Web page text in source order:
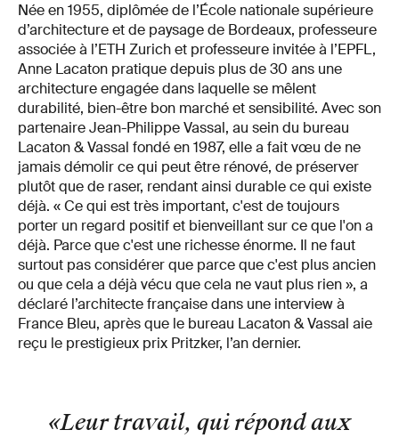
Née en 1955, diplômée de l’École nationale supérieure
d’architecture et de paysage de Bordeaux, professeure
associée à l’ETH Zurich et professeure invitée à l’EPFL,
Anne Lacaton pratique depuis plus de 30 ans une
architecture engagée dans laquelle se mêlent
durabilité, bien-être bon marché et sensibilité. Avec son
partenaire Jean-Philippe Vassal, au sein du bureau
Lacaton & Vassal fondé en 1987, elle a fait vœu de ne
jamais démolir ce qui peut être rénové, de préserver
plutôt que de raser, rendant ainsi durable ce qui existe
déjà. « Ce qui est très important, c'est de toujours
porter un regard positif et bienveillant sur ce que l'on a
déjà. Parce que c'est une richesse énorme. Il ne faut
surtout pas considérer que parce que c'est plus ancien
ou que cela a déjà vécu que cela ne vaut plus rien », a
déclaré l’architecte française dans une interview à
France Bleu, après que le bureau Lacaton & Vassal aie
reçu le prestigieux prix Pritzker, l’an dernier.
«Leur travail, qui répond aux